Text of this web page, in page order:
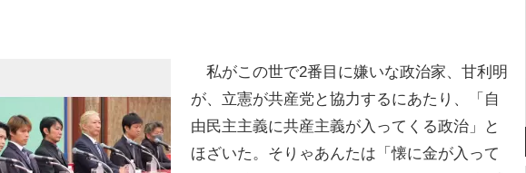
私がこの世で2番目に嫌いな政治家、甘利明
が、立憲が共産党と協力するにあたり、「自
由民主主義に共産主義が入ってくる政治」と
ほざいた。そりゃあんたは「懐に金が入って